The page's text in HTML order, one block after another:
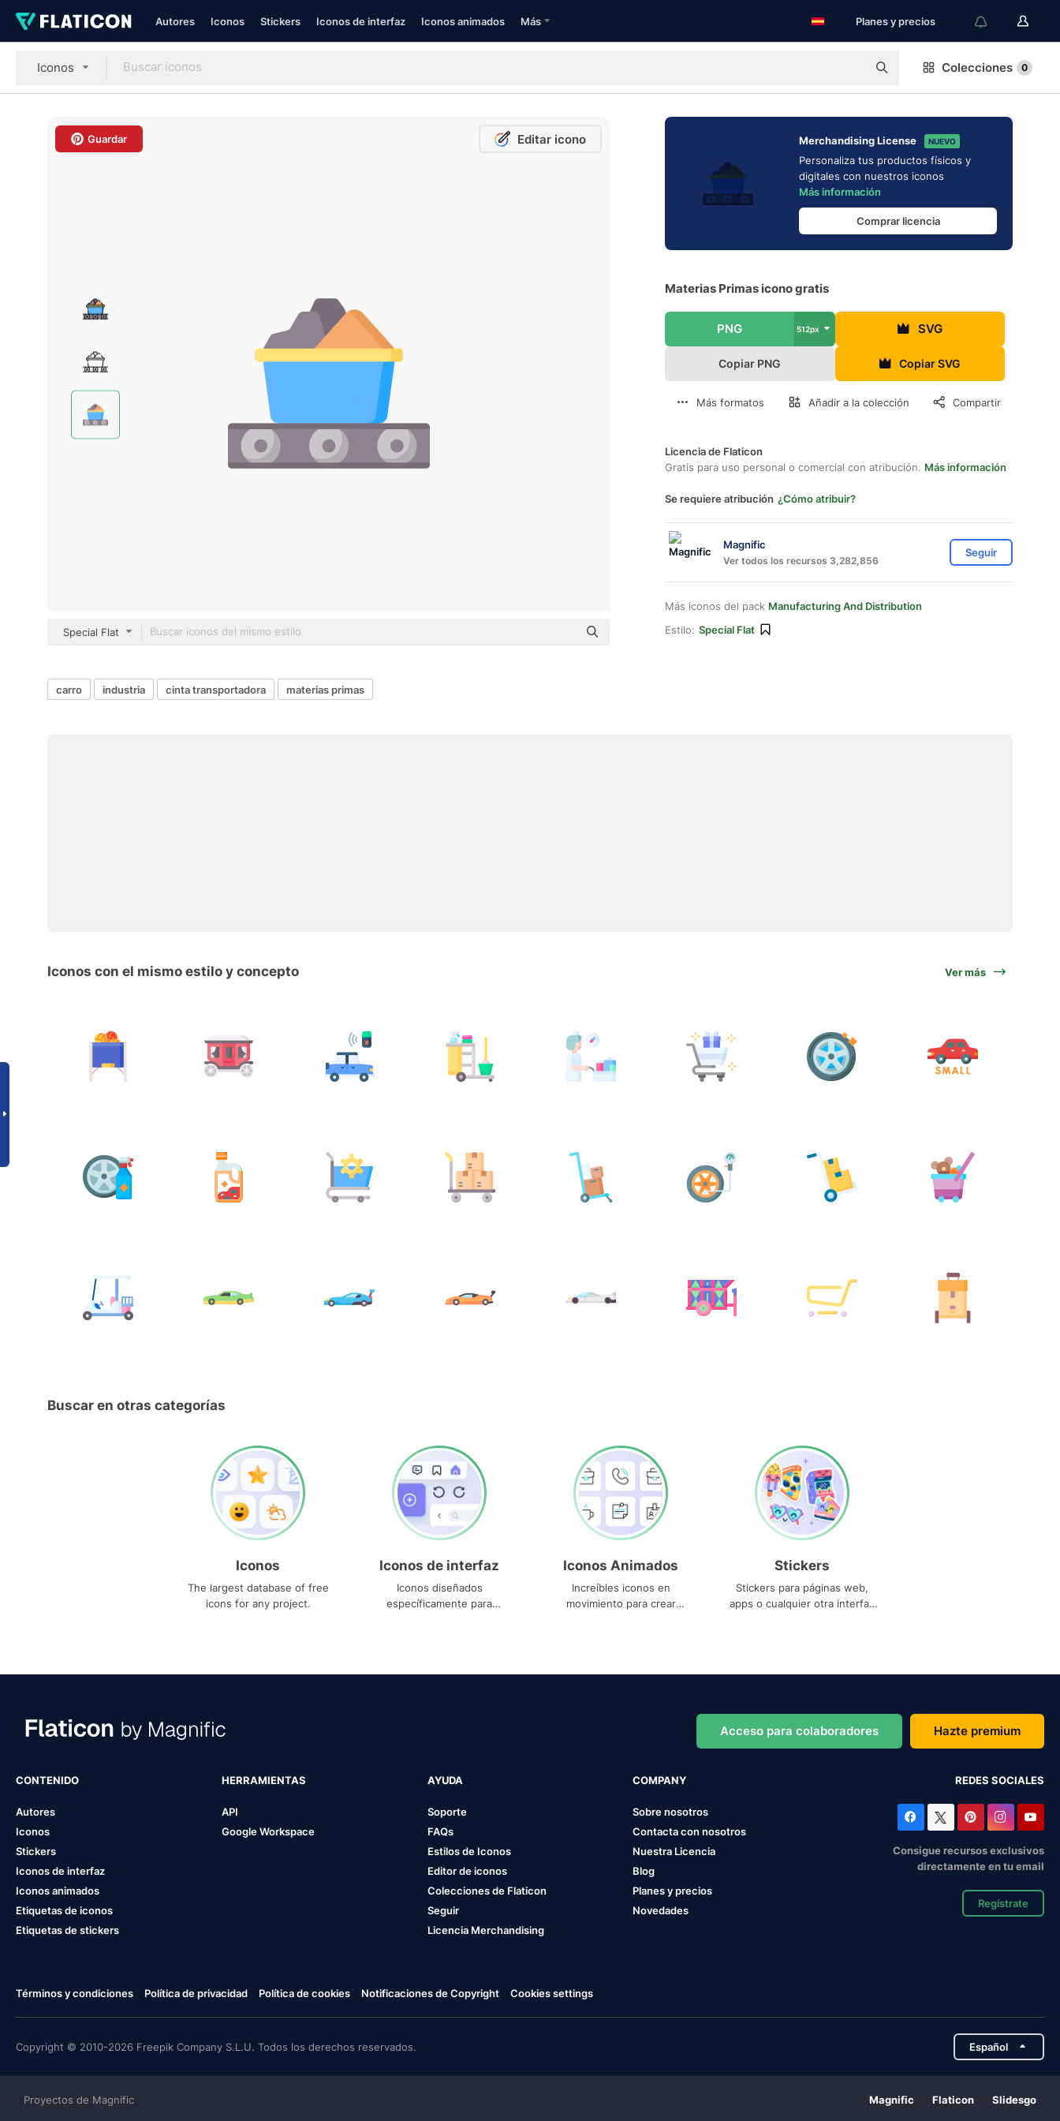
Autores Iconos Stickers Iconos de interfaz Iconos animados Más Planes y precios
Iconos Colecciones 0
Guardar Editar icono
Special Flat
Merchandising License NUEVO
Personaliza tus productos físicos y
digitales con nuestros iconos
Más información
Comprar licencia
Materias Primas icono gratis
PNG 512px SVG
Copiar PNG Copiar SVG
Más formatos Añadir a la colección Compartir
Licencia de Flaticon
Gratis para uso personal o comercial con atribución. Más información
Se requiere atribución ¿Cómo atribuir?
Magnific
Ver todos los recursos 3,282,856
Seguir
Más iconos del pack Manufacturing And Distribution
Estilo: Special Flat
carro industria cinta transportadora materias primas
Iconos con el mismo estilo y concepto Ver más
Buscar en otras categorías
Iconos
The largest database of free
icons for any project.
Iconos de interfaz
Iconos diseñados
específicamente para
Iconos Animados
Increíbles iconos en
movimiento para crear
Stickers
Stickers para páginas web,
apps o cualquier otra interfaz
Acceso para colaboradores Hazte premium
CONTENIDO
Autores
Iconos
Stickers
Iconos de interfaz
Iconos animados
Etiquetas de iconos
Etiquetas de stickers
HERRAMIENTAS
API
Google Workspace
AYUDA
Soporte
FAQs
Estilos de Iconos
Editor de iconos
Colecciones de Flaticon
Seguir
Licencia Merchandising
COMPANY
Sobre nosotros
Contacta con nosotros
Nuestra Licencia
Blog
Planes y precios
Novedades
REDES SOCIALES
Consigue recursos exclusivos
directamente en tu email
Regístrate
Términos y condiciones Política de privacidad Política de cookies Notificaciones de Copyright Cookies settings
Copyright © 2010-2026 Freepik Company S.L.U. Todos los derechos reservados. Español
Proyectos de Magnific Magnific Flaticon Slidesgo